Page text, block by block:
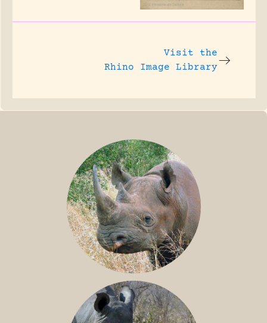
Visit the
Rhino Image Library
BLACK RHINO